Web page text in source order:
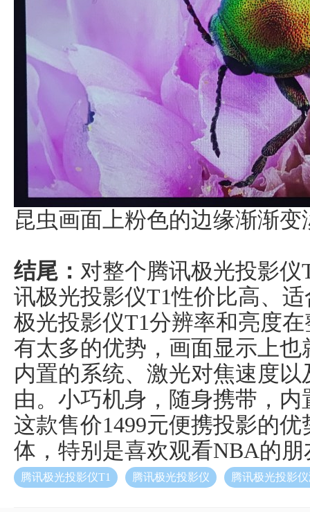
昆虫画面上粉色的边缘渐渐变
结尾： 对整个腾讯极光投影
讯极光投影仪T1性价比高、
极光投影仪T1分辨率和亮度
有太多的优势，画面显示上
内置的系统、激光对焦速度
由。小巧机身，随身携带，
这款售价1499元便携投影的
体，特别是喜欢观看NBA的
腾讯极光投影仪T1 腾讯极光投影仪 腾讯极光投影